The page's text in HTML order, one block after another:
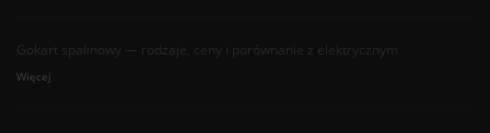
Gokart spalinowy — rodzaje, ceny i porównanie z elektrycznym
Więcej